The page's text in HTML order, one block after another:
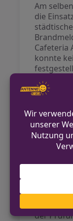
Am
die
Cafeteria
konnte
sich am
defekten
nehmen
Fazit
Diese
der